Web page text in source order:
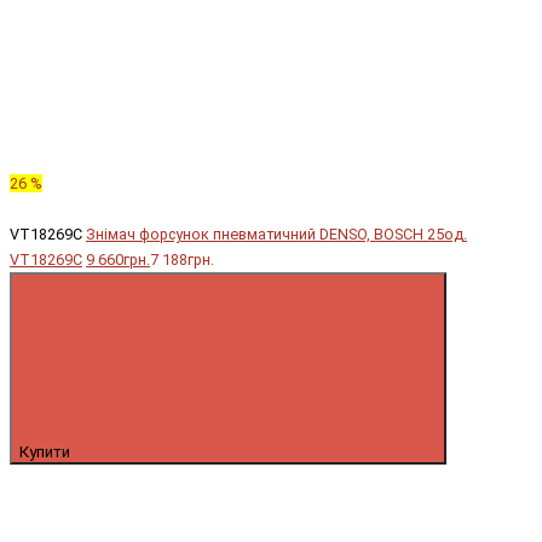
26 %
VT18269C Знімач форсунок пневматичний DENSO, BOSCH 25од.
VT18269C 9 660грн.7 188грн.
Купити